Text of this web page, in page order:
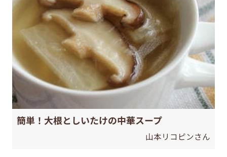
簡単！大根としいたけの中華スープ
山本リコピンさん